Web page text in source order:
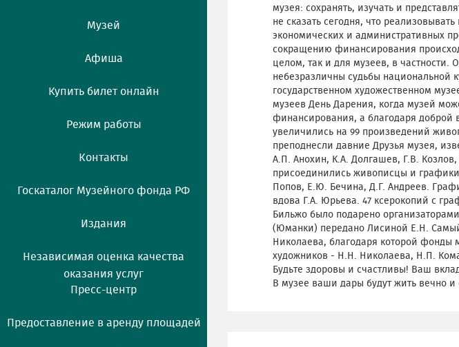
Музей
Афиша
Купить билет онлайн
Режим работы
Контакты
Госкаталог Музейного фонда РФ
Издания
Независимая оценка качества
оказания услуг
Пресс-центр
Предоставление в аренду площадей
музея: сохранять, изучать и
не сказать сегодня, что
экономических и административных
сокращению финансирования
целом, так и для музеев, в частности.
небезразличны судьбы национальной
государственном художественном
музеев День Дарения, когда музей
финансирования, а благодаря
увеличились на 99 произведений
преподнесли давние Друзья музея,
А.П. Анохин, К.А. Долгашев, Г.В.
присоединились живописцы и
Попов, Е.Ю. Бечина, Д.Г. Андреев.
вдова Г.А. Юрьева. 47 ксерокопий с
Бильжо было подарено
(Юманки) передано Лисиной Е.Н.
Николаева, благодаря которой фонды
художников - Н.Н. Николаева, Н.П.
Будьте здоровы и счастливы! Ваш
В музее ваши дары будут жить вечно